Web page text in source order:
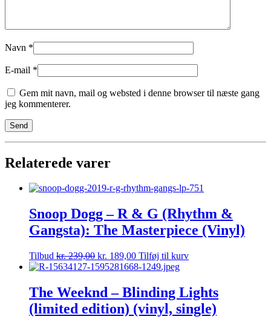
Navn *
E-mail *
Gem mit navn, mail og websted i denne browser til næste gang
jeg kommenterer.
Relaterede varer
Snoop Dogg – R & G (Rhythm &
Gangsta): The Masterpiece (Vinyl)
Tilbud kr.239,00 kr. 189,00 Tilføj til kurv
The Weeknd – Blinding Lights
(limited edition) (vinyl, single)